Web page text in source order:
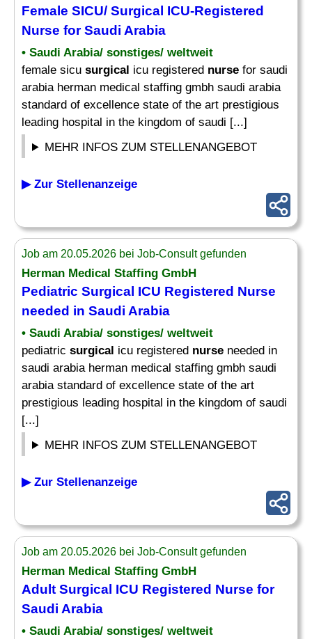
Female SICU/ Surgical ICU-Registered
Nurse for Saudi Arabia
• Saudi Arabia/ sonstiges/ weltweit
female sicu surgical icu registered nurse for saudi
arabia herman medical staffing gmbh saudi arabia
standard of excellence state of the art prestigious
leading hospital in the kingdom of saudi [...]
MEHR INFOS ZUM STELLENANGEBOT
▶ Zur Stellenanzeige
Job am 20.05.2026 bei Job-Consult gefunden
Herman Medical Staffing GmbH
Pediatric Surgical ICU Registered Nurse
needed in Saudi Arabia
• Saudi Arabia/ sonstiges/ weltweit
pediatric surgical icu registered nurse needed in
saudi arabia herman medical staffing gmbh saudi
arabia standard of excellence state of the art
prestigious leading hospital in the kingdom of saudi
[...]
MEHR INFOS ZUM STELLENANGEBOT
▶ Zur Stellenanzeige
Job am 20.05.2026 bei Job-Consult gefunden
Herman Medical Staffing GmbH
Adult Surgical ICU Registered Nurse for
Saudi Arabia
• Saudi Arabia/ sonstiges/ weltweit